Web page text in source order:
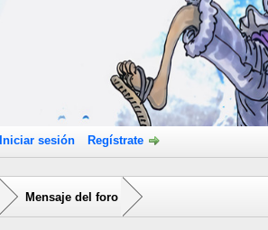
Iniciar sesión Regístrate
Mensaje del foro